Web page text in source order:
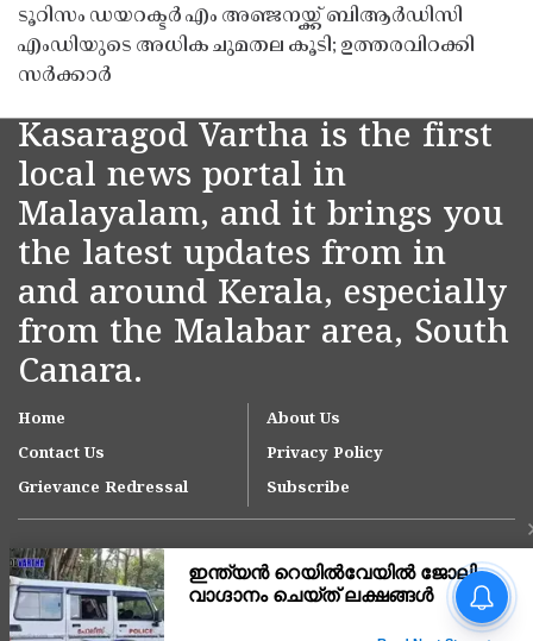
ടൂറിസം ഡയറക്ടർ എം അഞ്ജനയ്ക്ക് ബിആർഡിസി
എംഡിയുടെ അധിക ചുമതല കൂടി; ഉത്തരവിറക്കി
സർക്കാർ
Kasaragod Vartha is the first
local news portal in
Malayalam, and it brings you
the latest updates from in
and around Kerala, especially
from the Malabar area, South
Canara.
Home
About Us
Contact Us
Privacy Policy
Grievance Redressal
Subscribe
വി ഡി സവർക്കറെ
ഉൾപ്പെടുത്തി വിവാദ